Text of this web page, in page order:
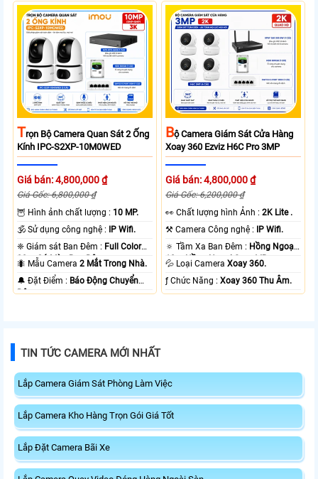
TRọn Bộ Camera Quan Sát 2 Ống
Kính IPC-S2XP-10M0WED
Giá bán: 4,800,000 ₫
Giá Gốc: 6,800,000 ₫
🦉 Hình ảnh chất lượng : 10 MP.
🕉️ Sử dụng công nghệ :
IP Wifi.
❈ Giám sát Ban Đêm : Full Color
20m Có Màu Ban Ðêm.
🐜 Mẫu Camera2 Mắt Trong Nhà.
️🔔 Đặt Điểm : Báo Động Chuyển
Động.
BỘ Camera Giám Sát Cửa Hàng
Xoay 360 Ezviz H6C Pro 3MP
Giá bán: 4,800,000 ₫
Giá Gốc: 6,200,000 ₫
️👀 Chất lượng hình Ảnh :2K Lite .
⚒ Camera Công nghệ :
IP Wifi.
🔅 Tầm Xa Ban Đêm : Hồng Ngoại
10m Hồng Ngoại Smart IR.
💦 Loại CameraXoay 360.
️ƒ Chức Năng :Xoay 360 Thu Âm.
TIN TỨC CAMERA MỚI NHẤT
Lắp Camera Giám Sát Phòng Làm Việc
Lắp Camera Kho Hàng Trọn Gói Giá Tốt
Lắp Đặt Camera Bãi Xe